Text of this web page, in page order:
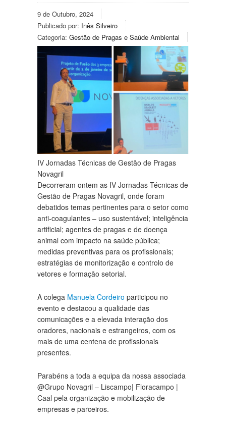
9 de Outubro, 2024
Publicado por: Inês Silveiro
Categoria: Gestão de Pragas e Saúde Ambiental
IV Jornadas Técnicas de Gestão de Pragas
Novagril
Decorreram ontem as IV Jornadas Técnicas de
Gestão de Pragas Novagril, onde foram
debatidos temas pertinentes para o setor como
anti-coagulantes – uso sustentável; inteligência
artificial; agentes de pragas e de doença
animal com impacto na saúde pública;
medidas preventivas para os profissionais;
estratégias de monitorização e controlo de
vetores e formação setorial.
A colega Manuela Cordeiro participou no
evento e destacou a qualidade das
comunicações e a elevada interação dos
oradores, nacionais e estrangeiros, com os
mais de uma centena de profissionais
presentes.
Parabéns a toda a equipa da nossa associada
@Grupo Novagril – Liscampo| Floracampo |
Caal pela organização e mobilização de
empresas e parceiros.